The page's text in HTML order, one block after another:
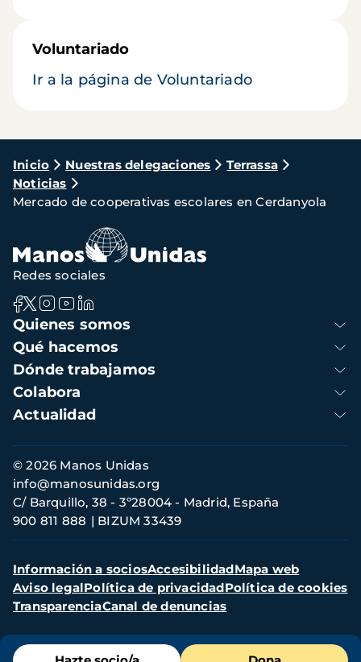
Voluntariado
Ir a la página de Voluntariado
Ruta
de
navegación
Inicio Nuestras delegaciones
Terrassa
Noticias
Mercado de cooperativas escolares en Cerdanyola
Menú
Navegación
principal
Quienes somos
Qué hacemos
Dónde trabajamos
Colabora
Actualidad
Redes sociales
Información
de
contacto
© 2026 Manos Unidas
C/ Barquillo, 38 - 3º28004 - Madrid, España
900 811 888
BIZUM 33439
info@manosunidas.org
Menú
secundario
Información a sociosAccesibilidadMapa web
Aviso legalPolítica de privacidadPolítica de cookies
TransparenciaCanal de denuncias